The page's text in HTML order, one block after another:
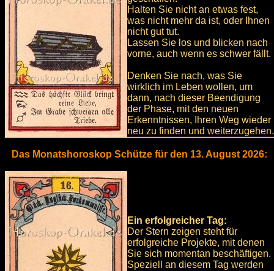
Halten Sie nicht an etwas fest,
was nicht mehr da ist, oder Ihnen
nicht gut tut.
Lassen Sie los und blicken nach
vorne, auch wenn es schwer fällt.
Denken Sie nach, was Sie
wirklich im Leben wollen, um
dann, nach dieser Beendigung
der Phase, mit den neuen
Erkenntnissen, Ihren Weg wieder
neu zu finden und weiterzugehen.
Das Monatshoroskop Schütze für den 13. August 2026:
Ein erfolgreicher Tag:
Der Stern zeigen steht für
erfolgreiche Projekte, mit denen
Sie sich momentan beschäftigen.
Speziell an diesem Tag werden